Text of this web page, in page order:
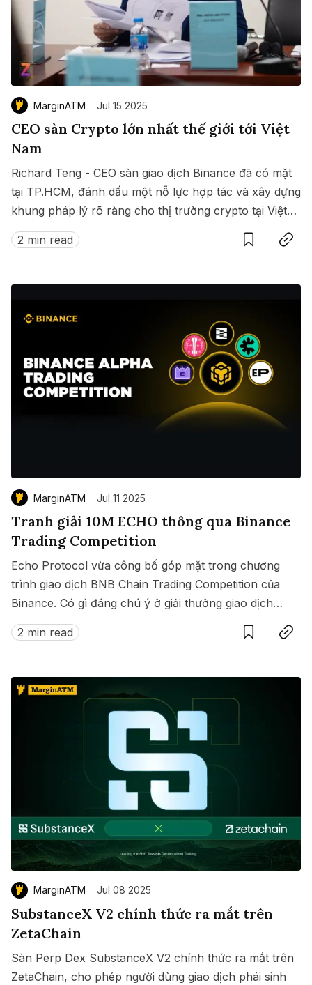
MarginATM Jul 15 2025
CEO sàn Crypto lớn nhất thế giới tới Việt
Nam
Richard Teng - CEO sàn giao dịch Binance đã có mặt
tại TP.HCM, đánh dấu một nỗ lực hợp tác và xây dựng
khung pháp lý rõ ràng cho thị trường crypto tại Việt
Nam.
2 min read
SaveCopy link
MarginATM Jul 11 2025
Tranh giải 10M ECHO thông qua Binance
Trading Competition
Echo Protocol vừa công bố góp mặt trong chương
trình giao dịch BNB Chain Trading Competition của
Binance. Có gì đáng chú ý ở giải thưởng giao dịch
này?
2 min read
SaveCopy link
MarginATM Jul 08 2025
SubstanceX V2 chính thức ra mắt trên
ZetaChain
Sàn Perp Dex SubstanceX V2 chính thức ra mắt trên
ZetaChain, cho phép người dùng giao dịch phái sinh